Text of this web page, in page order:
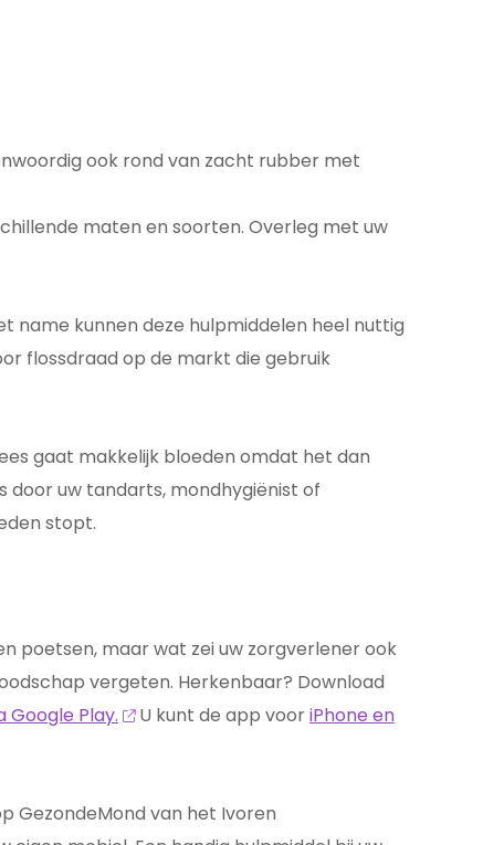
ook rond van zacht rubber met
maten en soorten. Overleg met uw
name kunnen deze hulpmiddelen heel nuttig
flossdraad op de markt die gebruik
gaat makkelijk bloeden omdat het dan
door uw tandarts, mondhygiënist of
stopt.
poetsen, maar wat zei uw zorgverlener ook
vergeten. Herkenbaar? Download
Play. U kunt de app vooriPhone en
GezondeMond van het Ivoren